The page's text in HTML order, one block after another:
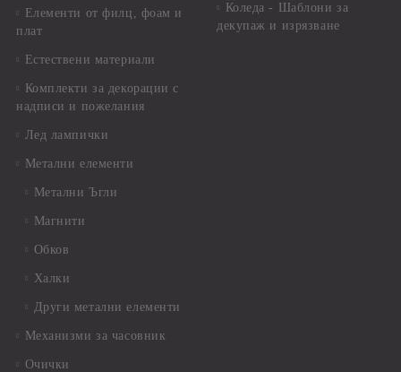
Елементи от филц, фоам и
плат
Естествени материали
Комплекти за декорации с
надписи и пожелания
Лед лампички
Метални елементи
Метални Ъгли
Магнити
Обков
Халки
Други метални елементи
Механизми за часовник
Очички
Коледа - Шаблони за
декупаж и изрязване